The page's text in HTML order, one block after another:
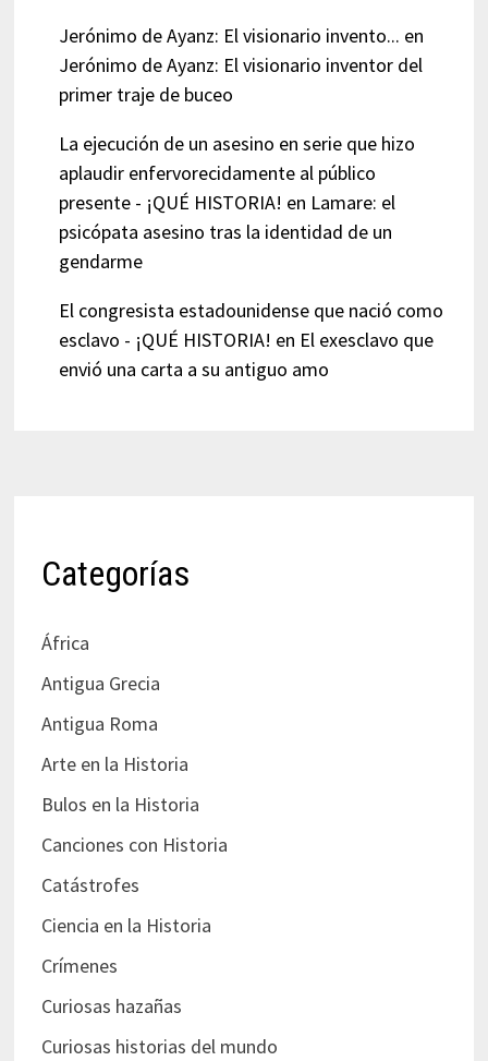
Jerónimo de Ayanz: El visionario invento... en
Jerónimo de Ayanz: El visionario inventor del
primer traje de buceo
La ejecución de un asesino en serie que hizo
aplaudir enfervorecidamente al público
presente - ¡QUÉ HISTORIA! en Lamare: el
psicópata asesino tras la identidad de un
gendarme
El congresista estadounidense que nació como
esclavo - ¡QUÉ HISTORIA! en El exesclavo que
envió una carta a su antiguo amo
Categorías
África
Antigua Grecia
Antigua Roma
Arte en la Historia
Bulos en la Historia
Canciones con Historia
Catástrofes
Ciencia en la Historia
Crímenes
Curiosas hazañas
Curiosas historias del mundo